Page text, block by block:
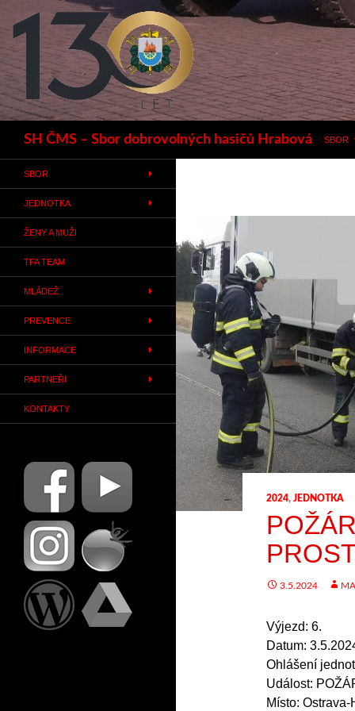
SH ČMS – Sbor dobrovolných hasičů Hrabová SBOR
2024, JEDNOTKA
3.5.2024
Výjezd: 6.
Datum:
Ohlášení
Událost:
Místo:
SBOR
JEDNOTKA
ŽENY A MUŽI
TFA TEAM
MLÁDEŽ
PREVENCE
INFORMACE
PARTNEŘI
KONTAKTY